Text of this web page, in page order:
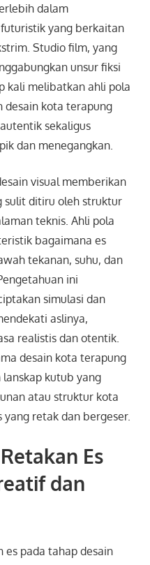
dalam
yang berkaitan
Studio film, yang
unsur fiksi
kali melibatkan ahli pola
desain kota terapung
sekaligus
dan menegangkan.
visual memberikan
sulit ditiru oleh struktur
teknis. Ahli pola
bagaimana es
tekanan, suhu, dan
ini
simulasi dan
aslinya,
realistis dan otentik.
desain kota terapung
kutub yang
atau struktur kota
retak dan bergeser.
Es
dan
es pada tahap desain